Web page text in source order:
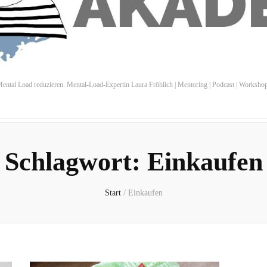
Load reduzieren. Mental-Load-Expertin Laura Fröhlich | Mentoring | Podcast |
Schlagwort: Einkaufen
Start / Einkaufen